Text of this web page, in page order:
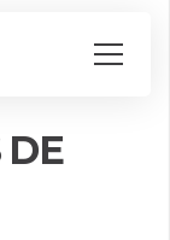
DE